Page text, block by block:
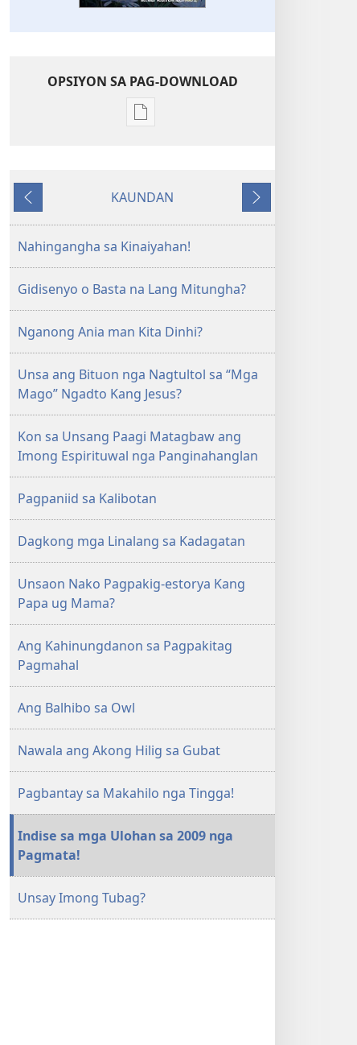
OPSIYON SA PAG-DOWNLOAD
Opsiyon
sa
PAGMATA!
Disyembre 2009
Miagi
KAUNDAN
Sunod
Nahingangha sa Kinaiyahan!
Gidisenyo o Basta na Lang Mitungha?
Nganong Ania man Kita Dinhi?
Unsa ang Bituon nga Nagtultol sa “Mga
Mago” Ngadto Kang Jesus?
Kon sa Unsang Paagi Matagbaw ang
Imong Espirituwal nga Panginahanglan
Pagpaniid sa Kalibotan
Dagkong mga Linalang sa Kadagatan
Unsaon Nako Pagpakig-estorya Kang
Papa ug Mama?
Ang Kahinungdanon sa Pagpakitag
Pagmahal
Ang Balhibo sa Owl
Nawala ang Akong Hilig sa Gubat
Pagbantay sa Makahilo nga Tingga!
Indise sa mga Ulohan sa 2009 nga
Pagmata!
Unsay Imong Tubag?